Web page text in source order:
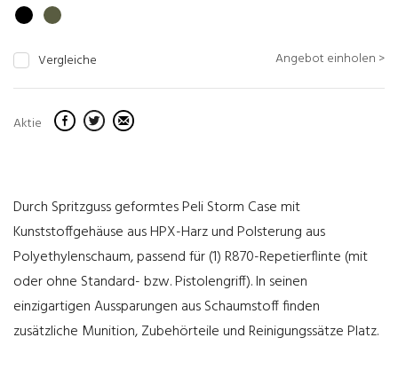
Vergleiche Angebot einholen >
Aktie
Durch Spritzguss geformtes Peli Storm Case mit
Kunststoffgehäuse aus HPX-Harz und Polsterung aus
Polyethylenschaum, passend für (1) R870-Repetierflinte (mit
oder ohne Standard- bzw. Pistolengriff). In seinen
einzigartigen Aussparungen aus Schaumstoff finden
zusätzliche Munition, Zubehörteile und Reinigungssätze Platz.